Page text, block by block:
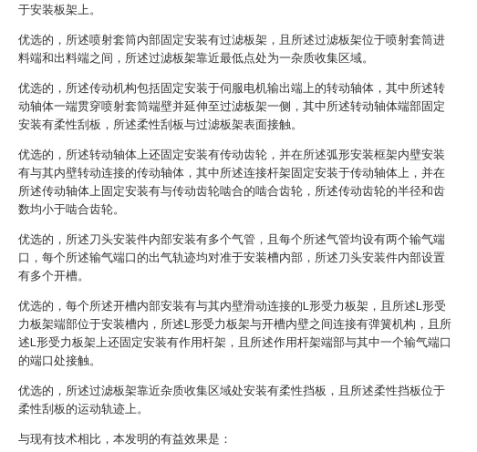
于安装板架上。
优选的，所述喷射套筒内部固定安装有过滤板架，且所述过滤板架位于喷射套筒进
料端和出料端之间，所述过滤板架靠近最低点处为一杂质收集区域。
优选的，所述传动机构包括固定安装于伺服电机输出端上的转动轴体，其中所述转
动轴体一端贯穿喷射套筒端壁并延伸至过滤板架一侧，其中所述转动轴体端部固定
安装有柔性刮板，所述柔性刮板与过滤板架表面接触。
优选的，所述转动轴体上还固定安装有传动齿轮，并在所述弧形安装框架内壁安装
有与其内壁转动连接的传动轴体，其中所述连接杆架固定安装于传动轴体上，并在
所述传动轴体上固定安装有与传动齿轮啮合的啮合齿轮，所述传动齿轮的半径和齿
数均小于啮合齿轮。
优选的，所述刀头安装件内部安装有多个气管，且每个所述气管均设有两个输气端
口，每个所述输气端口的出气轨迹均对准于安装槽内部，所述刀头安装件内部设置
有多个开槽。
优选的，每个所述开槽内部安装有与其内壁滑动连接的L形受力板架，且所述L形受
力板架端部位于安装槽内，所述L形受力板架与开槽内壁之间连接有弹簧机构，且所
述L形受力板架上还固定安装有作用杆架，且所述作用杆架端部与其中一个输气端口
的端口处接触。
优选的，所述过滤板架靠近杂质收集区域处安装有柔性挡板，且所述柔性挡板位于
柔性刮板的运动轨迹上。
与现有技术相比，本发明的有益效果是：